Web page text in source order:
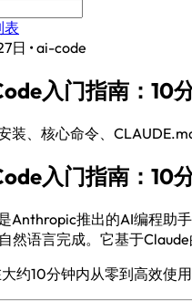
表
日 •ai-code
入门指南：10
装、核心命令、
入门指南：10
Anthropic推出的AI编程助
语言完成。它基于Claude
约10分钟内从零到高效使